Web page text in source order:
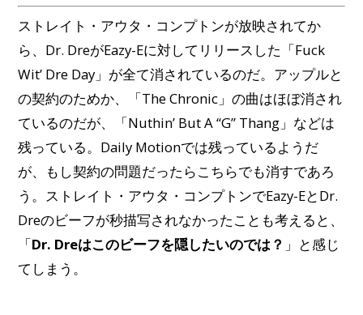
ストレイト・アウタ・コンプトンが放映されてか
ら、Dr. DreがEazy-Eに対してリリースした「Fuck
Wit’ Dre Day」が全て消されているのだ。アップルと
の契約のためか、「The Chronic」の曲はほぼ消され
ているのだが、「Nuthin’ But A “G” Thang」などは
残っている。Daily Motionでは残っているようだ
が、もし契約の問題だったらこちらでも消すであろ
う。ストレイト・アウタ・コンプトンでEazy-EとDr.
Dreのビーフが秒描写されなかったことも考えると、
「Dr. Dreはこのビーフを隠したいのでは？ 」と感じ
てしまう。